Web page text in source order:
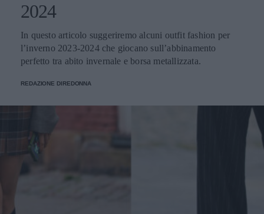
2024
In questo articolo suggeriremo alcuni outfit fashion per
l’inverno 2023-2024 che giocano sull’abbinamento
perfetto tra abito invernale e borsa metallizzata.
REDAZIONE DIREDONNA